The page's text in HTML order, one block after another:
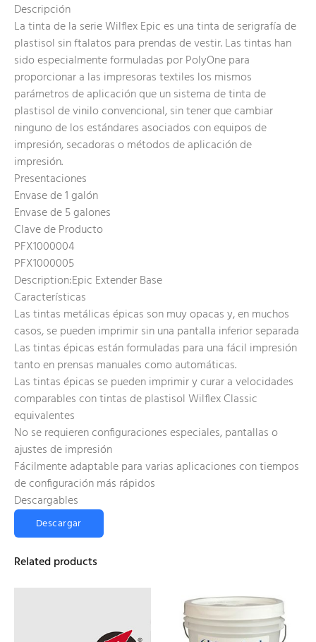
Descripción
La tinta de la serie Wilflex Epic es una tinta de serigrafía de
plastisol sin ftalatos para prendas de vestir. Las tintas han
sido especialmente formuladas por PolyOne para
proporcionar a las impresoras textiles los mismos
parámetros de aplicación que un sistema de tinta de
plastisol de vinilo convencional, sin tener que cambiar
ninguno de los estándares asociados con equipos de
impresión, secadoras o métodos de aplicación de
impresión.
Presentaciones
Envase de 1 galón
Envase de 5 galones
Clave de Producto
PFX1000004
PFX1000005
Description:Epic Extender Base
Características
Las tintas metálicas épicas son muy opacas y, en muchos
casos, se pueden imprimir sin una pantalla inferior separada
Las tintas épicas están formuladas para una fácil impresión
tanto en prensas manuales como automáticas.
Las tintas épicas se pueden imprimir y curar a velocidades
comparables con tintas de plastisol Wilflex Classic
equivalentes
No se requieren configuraciones especiales, pantallas o
ajustes de impresión
Fácilmente adaptable para varias aplicaciones con tiempos
de configuración más rápidos
Descargables
Descargar
Related products